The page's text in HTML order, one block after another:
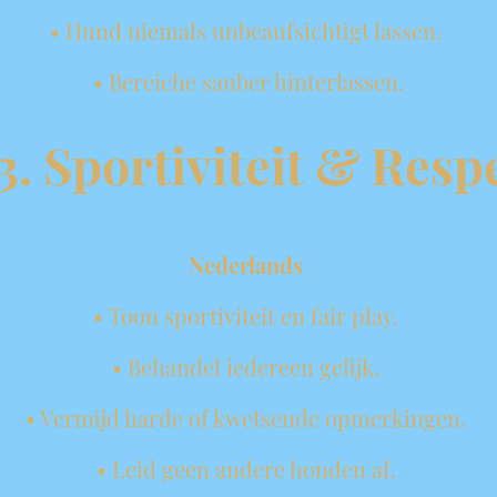
• Hund niemals unbeaufsichtigt lassen.
• Bereiche sauber hinterlassen.
Sportiviteit &
Nederlands
• Toon sportiviteit en fair play.
• Behandel iedereen gelijk.
• Vermijd harde of kwetsende opmerkingen.
• Leid geen andere honden af.